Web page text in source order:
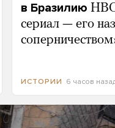
в Бразилию
сериал — его
ИСТОРИИ 6 часов